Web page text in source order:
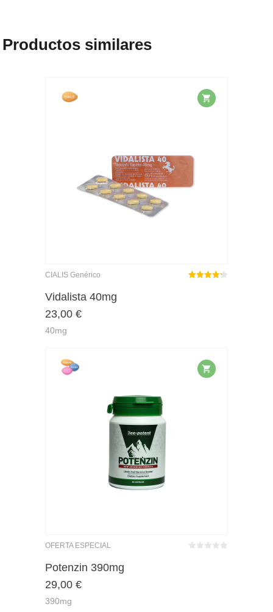
Productos similares
CIALIS Genérico
Vidalista 40mg
23,00 €
40mg
OFERTA ESPECIAL
Potenzin 390mg
29,00 €
390mg